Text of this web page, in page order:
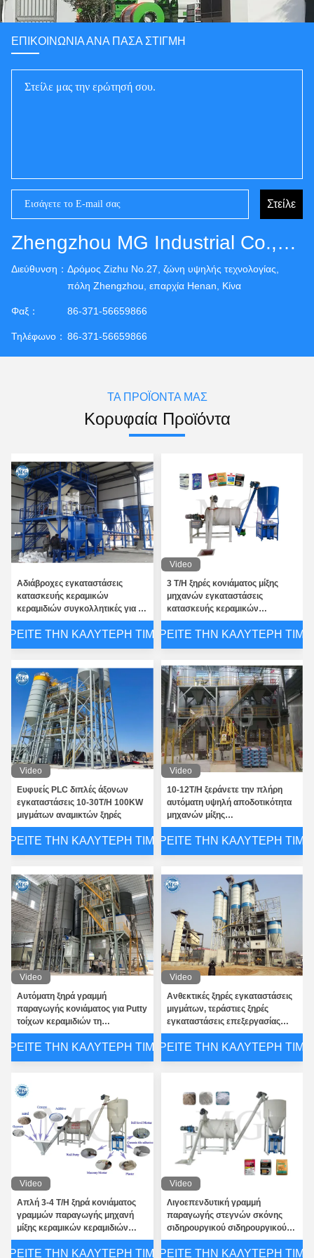
ΕΠΙΚΟΙΝΩΝΊΑ ΑΝΆ ΠΆΣΑ ΣΤΙΓΜΉ
Στείλε
Zhengzhou MG Industrial Co.,Ltd
Διεύθυνση： Δρόμος Zizhu No.27, ζώνη υψηλής τεχνολογίας,
πόλη Zhengzhou, επαρχία Henan, Κίνα
Φαξ： 86-371-56659866
Τηλέφωνο： 86-371-56659866
ΤΑ ΠΡΟΪΌΝΤΑ ΜΑΣ
Κορυφαία Προϊόντα
Αδιάβροχες εγκαταστάσεις
κατασκευής κεραμικών
κεραμιδιών συγκολλητικές για το
εργοτάξιο οικοδομής
ΒΡΕΊΤΕ ΤΗΝ ΚΑΛΎΤΕΡΗ ΤΙΜΉ
Video
3 T/H ξηρές κονιάματος μίξης
μηχανών εγκαταστάσεις
κατασκευής κεραμικών
κεραμιδιών συγκολλητικές
ΒΡΕΊΤΕ ΤΗΝ ΚΑΛΎΤΕΡΗ ΤΙΜΉ
Video
Ευφυείς PLC διπλές άξονων
εγκαταστάσεις 10-30T/H 100KW
μιγμάτων αναμικτών ξηρές
ΒΡΕΊΤΕ ΤΗΝ ΚΑΛΎΤΕΡΗ ΤΙΜΉ
Video
10-12T/H ξεράνετε την πλήρη
αυτόματη υψηλή αποδοτικότητα
μηχανών μίξης
ρευστοκονιάματος κεραμιδιών
κονιάματος
ΒΡΕΊΤΕ ΤΗΝ ΚΑΛΎΤΕΡΗ ΤΙΜΉ
Video
Αυτόματη ξηρά γραμμή
παραγωγής κονιάματος για Putty
τοίχων κεραμιδιών τη
συγκολλητική μίξη σκονών
ασβεστοκονιάματος
ΒΡΕΊΤΕ ΤΗΝ ΚΑΛΎΤΕΡΗ ΤΙΜΉ
Video
Ανθεκτικές ξηρές εγκαταστάσεις
μιγμάτων, τεράστιες ξηρές
εγκαταστάσεις επεξεργασίας
κατά δεσμίδες κονιάματος
μιγμάτων
ΒΡΕΊΤΕ ΤΗΝ ΚΑΛΎΤΕΡΗ ΤΙΜΉ
Video
Απλή 3-4 T/H ξηρά κονιάματος
γραμμών παραγωγής μηχανή
μίξης κεραμικών κεραμιδιών
συγκολλητική
ΒΡΕΊΤΕ ΤΗΝ ΚΑΛΎΤΕΡΗ ΤΙΜΉ
Video
Λιγοεπενδυτική γραμμή
παραγωγής στεγνών σκόνης
σιδηρουργικού σιδηρουργικού
σιδηρουργικού σιδηρουργικού
σιδηρουργικού σιδηρουργικού
ΒΡΕΊΤΕ ΤΗΝ ΚΑΛΎΤΕΡΗ ΤΙΜΉ
Ξεραίνοντας εξοπλισμός άμμου χάλυβα συνήθειας λιγότερος στεγνωτήρας περιστροφικών τυμπάνων κατανάλωσης καυσίμων